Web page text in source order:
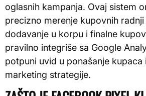
oglasnih kampanja. Ovaj sistem
precizno merenje kupovnih
dodavanje u korpu i finalne
pravilno integriše sa Google
potpuni uvid u ponašanje kupaca
marketing strategije.